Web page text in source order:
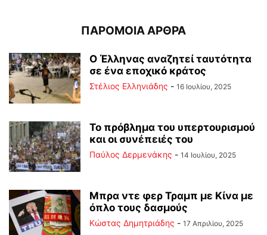
ΠΑΡΟΜΟΙΑ ΑΡΘΡΑ
Ο Έλληνας αναζητεί ταυτότητα
σε ένα εποχικό κράτος
Στέλιος Ελληνιάδης - 16 Ιουλίου, 2025
Το πρόβλημα του υπερτουρισμού
και οι συνέπειές του
Παύλος Δερμενάκης - 14 Ιουλίου, 2025
Μπρα ντε φερ Τραμπ με Κίνα με
όπλο τους δασμούς
Kώστας Δημητριάδης - 17 Απριλίου, 2025